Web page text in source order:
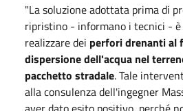
"La soluzione adottata prima di
ripristino - informano i tecnici -
realizzare dei perfori drenanti al
dispersione dell'acqua nel
pacchetto stradale. Tale
alla consulenza dell'ingegner